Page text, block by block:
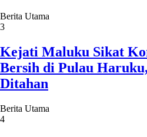
Berita Utama
3
Kejati Maluku Sikat
Bersih di Pulau
Ditahan
Berita Utama
4